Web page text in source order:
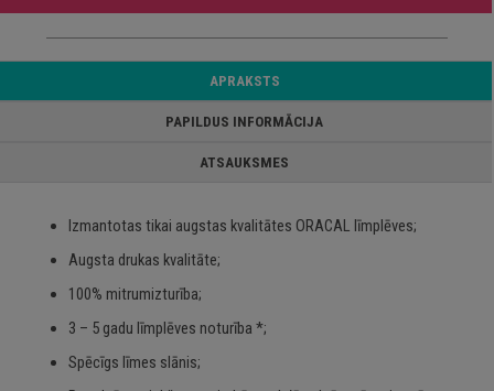
APRAKSTS
PAPILDUS INFORMĀCIJA
ATSAUKSMES
Izmantotas tikai augstas kvalitātes ORACAL līmplēves;
Augsta drukas kvalitāte;
100% mitrumizturība;
3 – 5 gadu līmplēves noturība *;
Spēcīgs līmes slānis;